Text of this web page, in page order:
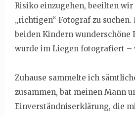
Risiko einzugehen, beeilten wir
„richtigen“ Fotograf zu suchen.
beiden Kindern wunderschöne
wurde im Liegen fotografiert –
Zuhause sammelte ich
zusammen, bat meinen Mann
Einverständniserklärung, die